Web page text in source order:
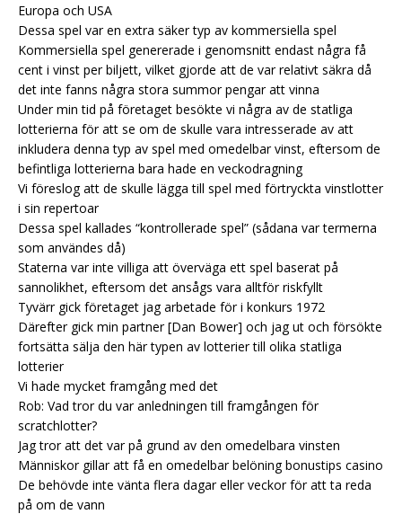
Europa och USA
Dessa spel var en extra säker typ av kommersiella spel
Kommersiella spel genererade i genomsnitt endast några få
cent i vinst per biljett, vilket gjorde att de var relativt säkra då
det inte fanns några stora summor pengar att vinna
Under min tid på företaget besökte vi några av de statliga
lotterierna för att se om de skulle vara intresserade av att
inkludera denna typ av spel med omedelbar vinst, eftersom de
befintliga lotterierna bara hade en veckodragning
Vi föreslog att de skulle lägga till spel med förtryckta vinstlotter
i sin repertoar
Dessa spel kallades “kontrollerade spel” (sådana var termerna
som användes då)
Staterna var inte villiga att överväga ett spel baserat på
sannolikhet, eftersom det ansågs vara alltför riskfyllt
Tyvärr gick företaget jag arbetade för i konkurs 1972
Därefter gick min partner [Dan Bower] och jag ut och försökte
fortsätta sälja den här typen av lotterier till olika statliga
lotterier
Vi hade mycket framgång med det
Rob: Vad tror du var anledningen till framgången för
scratchlotter?
Jag tror att det var på grund av den omedelbara vinsten
Människor gillar att få en omedelbar belöningbonustips casino
De behövde inte vänta flera dagar eller veckor för att ta reda
på om de vann